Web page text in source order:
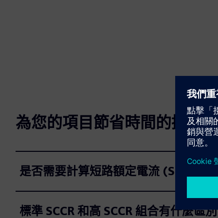
為您的項目節省時間的提示
是否需要計算短路額定電流 (SCCR)？
標準 SCCR 和高 SCCR 組合有什麼區